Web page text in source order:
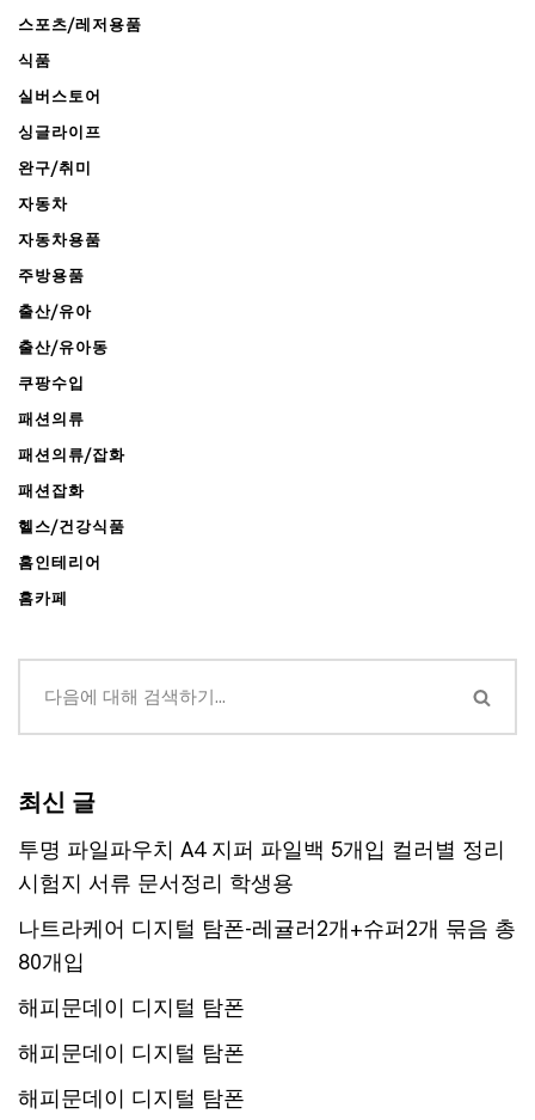
스포츠/레저용품
식품
실버스토어
싱글라이프
완구/취미
자동차
자동차용품
주방용품
출산/유아
출산/유아동
쿠팡수입
패션의류
패션의류/잡화
패션잡화
헬스/건강식품
홈인테리어
홈카페
최신 글
투명 파일파우치 A4 지퍼 파일백 5개입 컬러별 정리
시험지 서류 문서정리 학생용
나트라케어 디지털 탐폰-레귤러2개+슈퍼2개 묶음 총
80개입
해피문데이 디지털 탐폰
해피문데이 디지털 탐폰
해피문데이 디지털 탐폰